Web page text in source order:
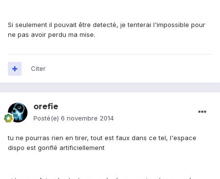
Si seulement il pouvait être detecté, je tenterai l'impossible pour
ne pas avoir perdu ma mise.
Citer
orefie
Posté(e) 6 novembre 2014
tu ne pourras rien en tirer, tout est faux dans ce tel, l'espace
dispo est gonflé artificiellement